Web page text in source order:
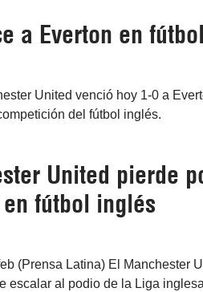
a Everton en
United venció hoy 1-0 a
del fútbol inglés.
United pierde
fútbol inglés
(Prensa Latina) El Manchester
escalar al podio de la Liga